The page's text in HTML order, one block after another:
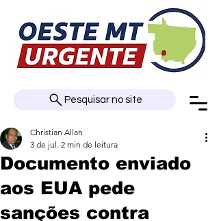
Pesquisar no site
Documento enviado
aos EUA pede
sanções contra
Christian Allan
3 de jul. 2 min de leitura